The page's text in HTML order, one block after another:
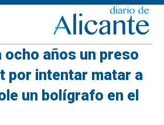
ocho años un preso
por intentar matar a
un bolígrafo en el